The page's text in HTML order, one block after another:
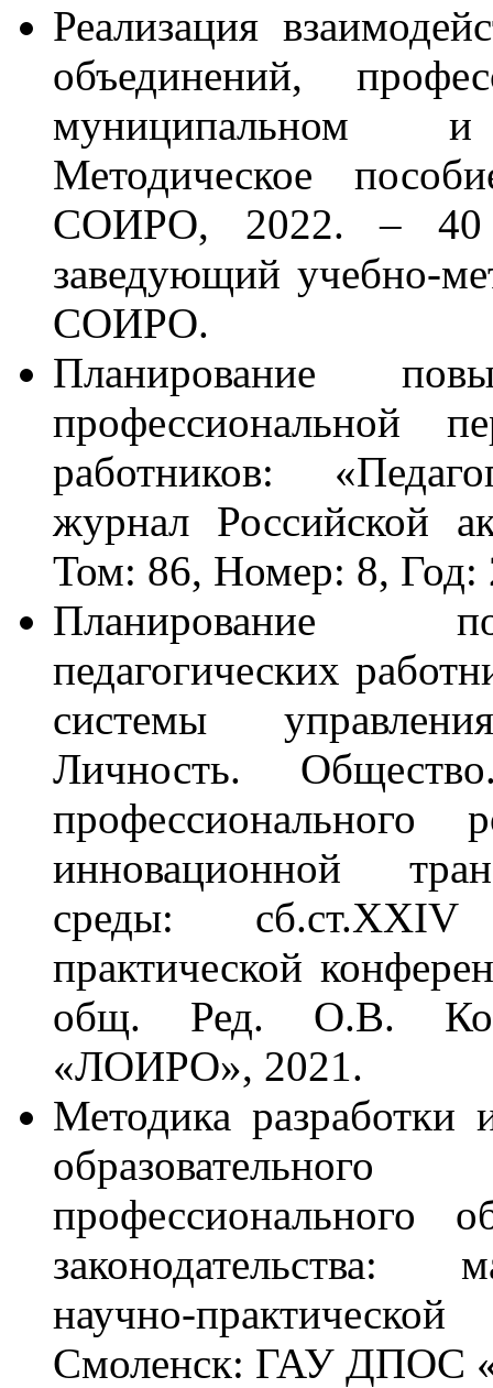
Реализация
объединений,
муниципальном
Методическое
СОИРО, 2022. – 40
заведующий учебно-
СОИРО.
Планирование
профессиональной
работников:
журнал Российской
Том: 86, Номер: 8, Год:
Планирование
педагогических
системы
Личность.
инновационной
среды:
практической
общ. Ред. О.В.
«ЛОИРО», 2021.
Методика разработки
профессионального
законодательства:
научно-
Смоленск: ГАУ ДПОС